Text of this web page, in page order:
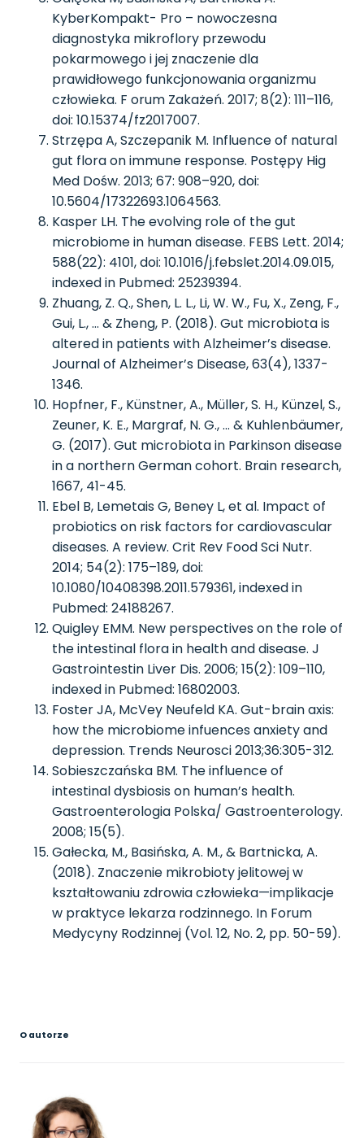
KyberKompakt- Pro – nowoczesna
diagnostyka mikroflory przewodu
pokarmowego i jej znaczenie dla
prawidłowego funkcjonowania organizmu
człowieka. F orum Zakażeń. 2017; 8(2): 111–116,
doi: 10.15374/fz2017007.
Strzępa A, Szczepanik M. Influence of natural
gut flora on immune response. Postępy Hig
Med Dośw. 2013; 67: 908–920, doi:
10.5604/17322693.1064563.
Kasper LH. The evolving role of the gut
microbiome in human disease. FEBS Lett. 2014;
588(22): 4101, doi: 10.1016/j.febslet.2014.09.015,
indexed in Pubmed: 25239394.
Zhuang, Z. Q., Shen, L. L., Li, W. W., Fu, X., Zeng, F.,
Gui, L., … & Zheng, P. (2018). Gut microbiota is
altered in patients with Alzheimer’s disease.
Journal of Alzheimer’s Disease, 63(4), 1337-
1346.
Hopfner, F., Künstner, A., Müller, S. H., Künzel, S.,
Zeuner, K. E., Margraf, N. G., … & Kuhlenbäumer,
G. (2017). Gut microbiota in Parkinson disease
in a northern German cohort. Brain research,
1667, 41-45.
Ebel B, Lemetais G, Beney L, et al. Impact of
probiotics on risk factors for cardiovascular
diseases. A review. Crit Rev Food Sci Nutr.
2014; 54(2): 175–189, doi:
10.1080/10408398.2011.579361, indexed in
Pubmed: 24188267.
Quigley EMM. New perspectives on the role of
the intestinal flora in health and disease. J
Gastrointestin Liver Dis. 2006; 15(2): 109–110,
indexed in Pubmed: 16802003.
Foster JA, McVey Neufeld KA. Gut-brain axis:
how the microbiome infuences anxiety and
depression. Trends Neurosci 2013;36:305-312.
Sobieszczańska BM. The influence of
intestinal dys­biosis on human’s health.
Gastroenterologia Polska/ Gastroenterology.
2008; 15(5).
Gałecka, M., Basińska, A. M., & Bartnicka, A.
(2018). Znaczenie mikrobioty jelitowej w
kształtowaniu zdrowia człowieka—implikacje
w praktyce lekarza rodzinnego. In Forum
Medycyny Rodzinnej (Vol. 12, No. 2, pp. 50-59).
O autorze